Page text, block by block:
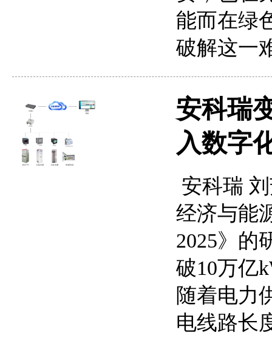
能而在绿
破解这一
安科瑞
入数字
安科瑞
经济与能
2025》的
破10万亿
随着电力
电线路长